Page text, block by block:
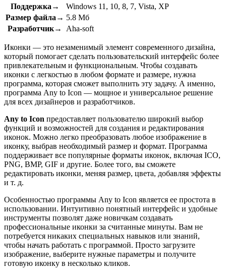
Поддержка→
Windows 11, 10, 8, 7, Vista, XP
Размер файла→ 5.8 Мб
Разработчик→
Aha-soft
Иконки — это незаменимый элемент современного дизайна,
который помогает сделать пользовательский интерфейс более
привлекательным и функциональным. Чтобы создавать
иконки с легкостью в любом формате и размере, нужна
программа, которая сможет выполнить эту задачу. А именно,
программа Any to Icon — мощное и универсальное решение
для всех дизайнеров и разработчиков.
Any to Icon предоставляет пользователю широкий выбор
функций и возможностей для создания и редактирования
иконок. Можно легко преобразовать любое изображение в
иконку, выбрав необходимый размер и формат. Программа
поддерживает все популярные форматы иконок, включая ICO,
PNG, BMP, GIF и другие. Более того, вы сможете
редактировать иконки, меняя размер, цвета, добавляя эффекты
и т. д.
Особенностью программы Any to Icon является ее простота в
использовании. Интуитивно понятный интерфейс и удобные
инструменты позволят даже новичкам создавать
профессиональные иконки за считанные минуты. Вам не
потребуется никаких специальных навыков или знаний,
чтобы начать работать с программой. Просто загрузите
изображение, выберите нужные параметры и получите
готовую иконку в несколько кликов.